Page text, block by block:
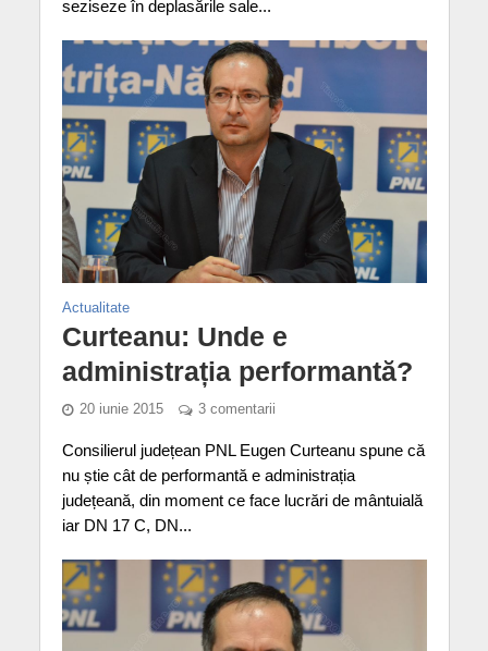
seziseze în deplasările sale...
Actualitate
Curteanu: Unde e
administrația performantă?
20 iunie 2015 3 comentarii
Consilierul județean PNL Eugen Curteanu spune că
nu știe cât de performantă e administrația
județeană, din moment ce face lucrări de mântuială
iar DN 17 C, DN...